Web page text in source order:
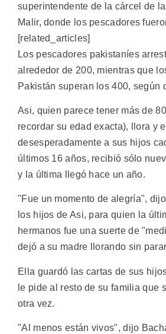
superintendente de la cárcel de
Malir, donde los pescadores
[related_articles]
Los pescadores pakistaníes
alrededor de 200, mientras que
Pakistán superan los 400, según
Asi, quien parece tener más de
recordar su edad exacta), llora y
desesperadamente a sus hijos
últimos 16 años, recibió sólo
y la última llegó hace un año.
"Fue un momento de alegría",
los hijos de Asi, para quien la
hermanos fue una suerte de
dejó a su madre llorando sin
Ella guardó las cartas de sus
le pide al resto de su familia que
otra vez.
"Al menos están vivos", dijo